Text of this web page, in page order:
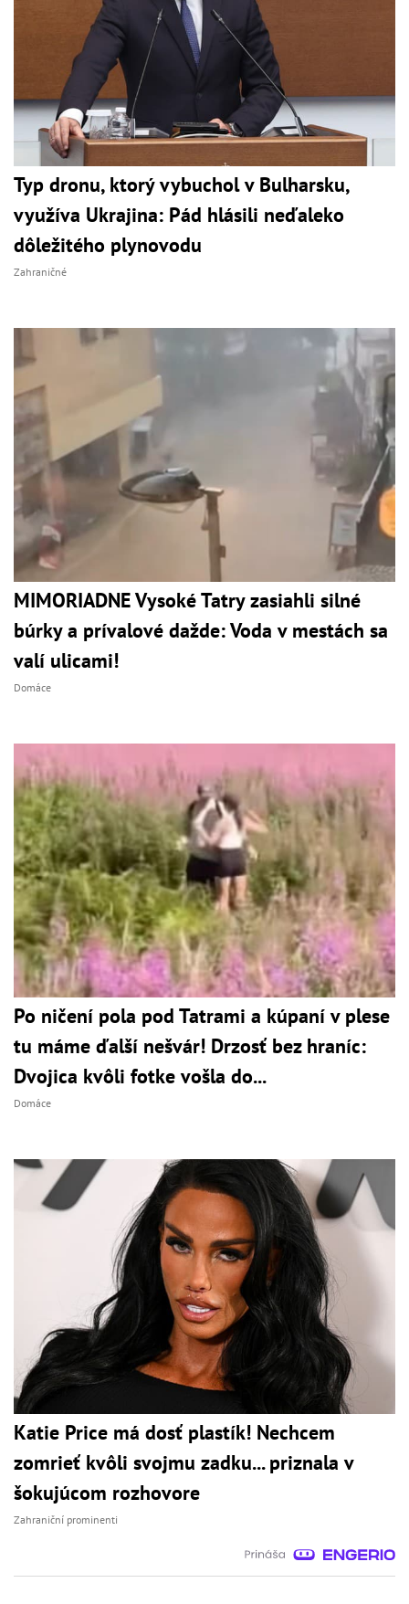
Typ dronu, ktorý vybuchol v Bulharsku,
využíva Ukrajina: Pád hlásili neďaleko
dôležitého plynovodu
Zahraničné
MIMORIADNE Vysoké Tatry zasiahli silné
búrky a prívalové dažde: Voda v mestách sa
valí ulicami!
Domáce
Po ničení pola pod Tatrami a kúpaní v plese
tu máme ďalší nešvár! Drzosť bez hraníc:
Dvojica kvôli fotke vošla do...
Domáce
Katie Price má dosť plastík! Nechcem
zomrieť kvôli svojmu zadku... priznala v
šokujúcom rozhovore
Zahraniční prominenti